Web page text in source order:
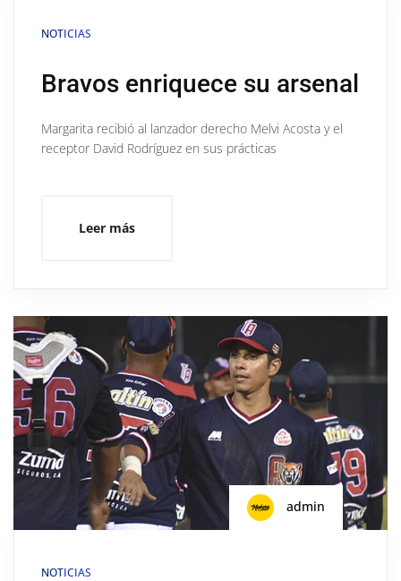
NOTICIAS
Bravos enriquece su arsenal
Margarita recibió al lanzador derecho Melvi Acosta y el
receptor David Rodríguez en sus prácticas
Leer más
admin
NOTICIAS